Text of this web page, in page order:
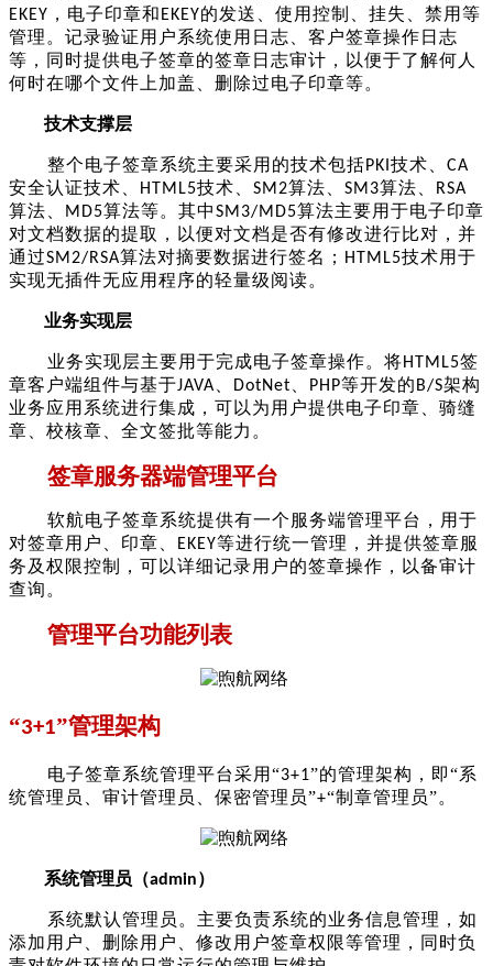
EKEY ，电子印章和 EKEY的发送、使用控制、挂失、 禁用 等
管理。记录验证用户系统使用日志、客户签章操作日志
等，同时提供电子签章的签章日志审计，以便于了解何人
何时在哪个文件上加盖、 删除过电子印章等。
技术支撑层
整个电子签章系统主要采用的技术包括PKI 技术、 CA
安全认证技术、 HTML5技术、 SM2算法、 SM3算法、 RSA
算法、 M D5算法等。其中SM3/MD5算法主要用于电子印章
对文档数据的提取，以便对文档是否有修改进行比对，并
通过SM2/RSA算法对摘要数据进行签名； H TML5技术用于
实现无插件无应用程序的轻量级阅读。
业务实现层
业务实现层主要用于完成电子签章操作。将H TML5签
章客户端组件与基于JAVA DotNet PHP等开发的 B/S架构
业务应用系统进行集成，可以为用户提供电子印章、骑缝
章、校核章、全文签批等能力。
签章服务器端管理平台
软航电子签章系统提供有一个服务端管理平台，用于
对签章用户、印章、
EKEY等进行统一管理，并提供签章服
务及权限控制，可以详细记录用户的签章操作，以备审计
查询。
管理平台功能列表
“3+1”管理架构
电子签章系统管理平台采用 “3+1”的管理架构，即“系
统管理员、审计管理员、保密管理员”+“制章管理员”。
系统管理员 （admin）
系统默认管理员。主要负责系统的业务信息管理，如
添加用户、删除用户、修改用户签章权限等管理，同时负